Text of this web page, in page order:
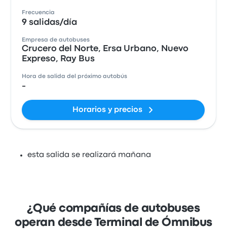
Frecuencia
9 salidas/día
Empresa de autobuses
Crucero del Norte, Ersa Urbano, Nuevo
Expreso, Ray Bus
Hora de salida del próximo autobús
-
Horarios y precios
esta salida se realizará mañana
¿Qué compañías de autobuses
operan desde Terminal de Ómnibus